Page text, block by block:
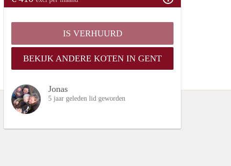
IS VERHUURD
BEKIJK ANDERE KOTEN IN GENT
Jonas
5 jaar geleden lid geworden